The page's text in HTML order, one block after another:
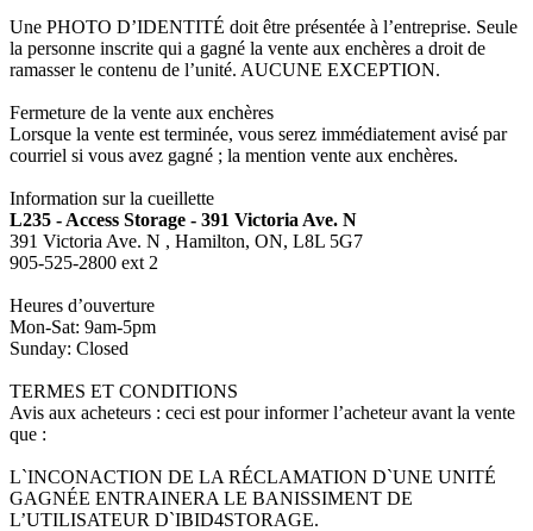
Une PHOTO D’IDENTITÉ doit être présentée à l’entreprise. Seule
la personne inscrite qui a gagné la vente aux enchères a droit de
ramasser le contenu de l’unité. AUCUNE EXCEPTION.
Fermeture de la vente aux enchères
Lorsque la vente est terminée, vous serez immédiatement avisé par
courriel si vous avez gagné ; la mention vente aux enchères.
Information sur la cueillette
L235 - Access Storage - 391 Victoria Ave. N
391 Victoria Ave. N , Hamilton, ON, L8L 5G7
905-525-2800 ext 2
Heures d’ouverture
Mon-Sat: 9am-5pm
Sunday: Closed
TERMES ET CONDITIONS
Avis aux acheteurs : ceci est pour informer l’acheteur avant la vente
que :
L`INCONACTION DE LA RÉCLAMATION D`UNE UNITÉ
GAGNÉE ENTRAINERA LE BANISSIMENT DE
L’UTILISATEUR D`IBID4STORAGE.